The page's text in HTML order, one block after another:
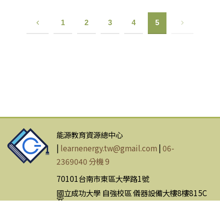
Previous
1 2 3 4
5
能源教育資源總中心
| learnenergy.tw@gmail.com |06-
2369040 分機 9
70101台南市東區大學路1號
國立成功大學 自強校區 儀器設備大樓8樓815C
室